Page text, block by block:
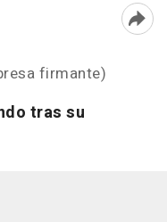
firmante)
tras su